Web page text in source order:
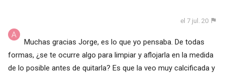
el 7 jul. 20
Muchas gracias Jorge, es lo que yo pensaba. De todas
formas, ¿se te ocurre algo para limpiar y aflojarla en la medida
de lo posible antes de quitarla? Es que la veo muy calcificada y